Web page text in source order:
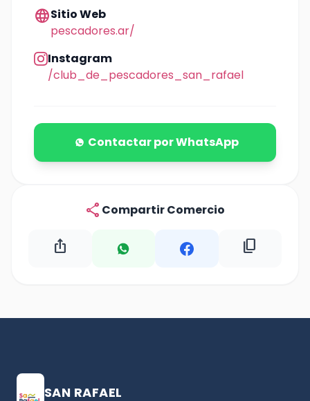
languageSitio Web
pescadores.ar/
Instagram
/club_de_pescadores_san_rafael
Contactar por WhatsApp
share Compartir Comercio
ios_share content_copy
SAN RAFAEL